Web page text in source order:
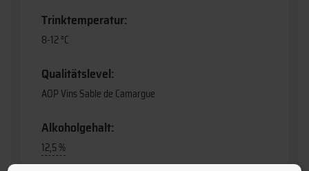
Trinktemperatur:
8-12 °C
Qualitätslevel:
AOP Vins Sable de Camargue
Alkoholgehalt:
12,5 %